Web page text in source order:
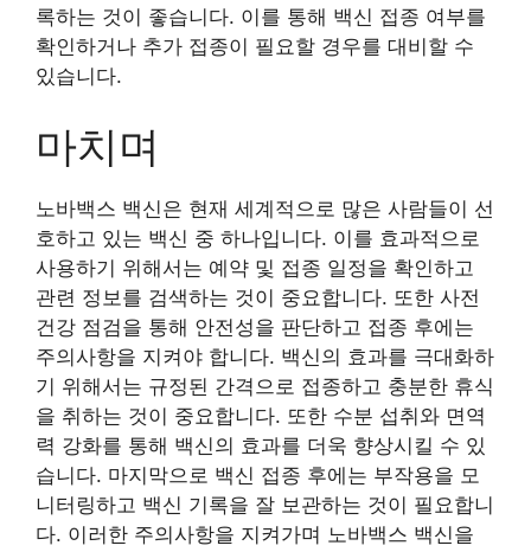
록하는 것이 좋습니다. 이를 통해 백신 접종 여부를
확인하거나 추가 접종이 필요할 경우를 대비할 수
있습니다.
마치며
노바백스 백신은 현재 세계적으로 많은 사람들이 선
호하고 있는 백신 중 하나입니다. 이를 효과적으로
사용하기 위해서는 예약 및 접종 일정을 확인하고
관련 정보를 검색하는 것이 중요합니다. 또한 사전
건강 점검을 통해 안전성을 판단하고 접종 후에는
주의사항을 지켜야 합니다. 백신의 효과를 극대화하
기 위해서는 규정된 간격으로 접종하고 충분한 휴식
을 취하는 것이 중요합니다. 또한 수분 섭취와 면역
력 강화를 통해 백신의 효과를 더욱 향상시킬 수 있
습니다. 마지막으로 백신 접종 후에는 부작용을 모
니터링하고 백신 기록을 잘 보관하는 것이 필요합니
다. 이러한 주의사항을 지켜가며 노바백스 백신을